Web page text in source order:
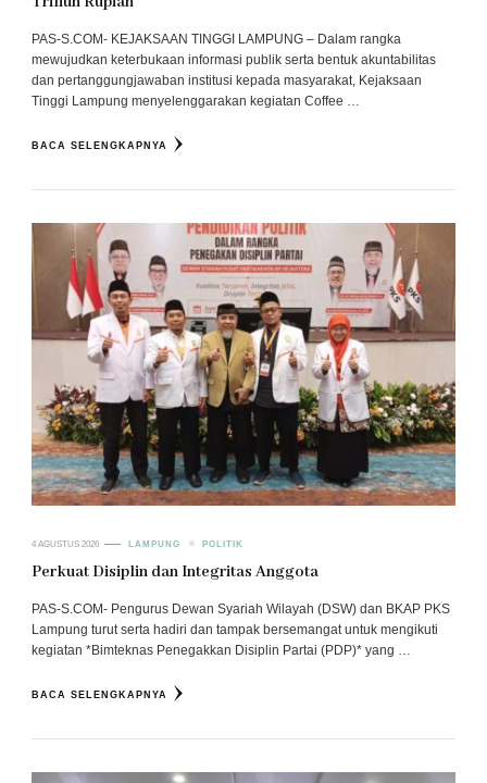
PAS-S.COM- KEJAKSAAN TINGGI LAMPUNG – Dalam rangka
mewujudkan keterbukaan informasi publik serta bentuk akuntabilitas
dan pertanggungjawaban institusi kepada masyarakat, Kejaksaan
Tinggi Lampung menyelenggarakan kegiatan Coffee …
BACA SELENGKAPNYA
4 AGUSTUS 2026 LAMPUNG POLITIK
Perkuat Disiplin dan Integritas Anggota
PAS-S.COM- Pengurus Dewan Syariah Wilayah (DSW) dan BKAP PKS
Lampung turut serta hadiri dan tampak bersemangat untuk mengikuti
kegiatan *Bimteknas Penegakkan Disiplin Partai (PDP)* yang …
BACA SELENGKAPNYA